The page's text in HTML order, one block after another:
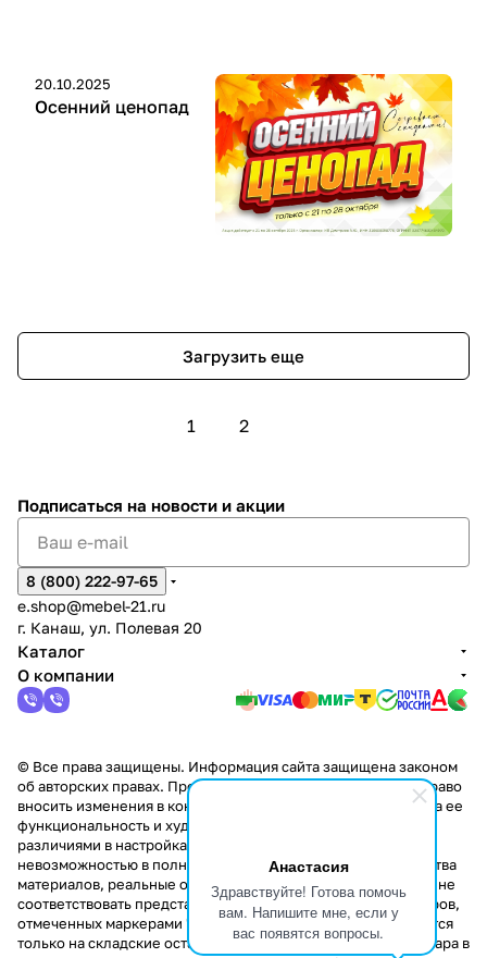
Анастасия
Здравствуйте! Готова помочь
вам. Напишите мне, если у
вас появятся вопросы.
20.10.2025
Осенний ценопад
Загрузить еще
1 2
Подписаться на новости и акции
8 (800) 222-97-65
e.shop@mebel-21.ru
г. Канаш, ул. Полевая 20
Каталог
О компании
© Все права защищены. Информация сайта защищена законом
об авторских правах. Производители оставляют за собой право
вносить изменения в конструкцию изделий, не влияющие на ее
функциональность и художественное решение. В связи с
различиями в настройках цветопередачи мониторов и
невозможностью в полной мере передать некоторые свойства
материалов, реальные оттенки и текстуры продукции могут не
соответствовать представленным на сайте. Стоимость товаров,
отмеченных маркерами "Скидка!" и "Акция!" распространяется
только на складские остатки. Стоимость заказа данного товара в